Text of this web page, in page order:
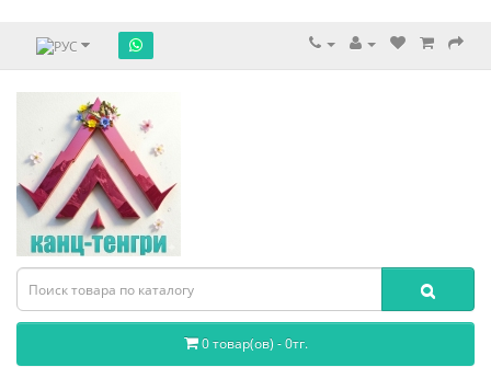
0 товар(ов) - 0тг.